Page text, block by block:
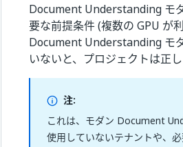
Document Understanding モ
要な前提条件 (複数の GPU が
Document Understanding モ
いないと、プロジェクトは正
注:
これは、モダン Document
使用していないテナントや、